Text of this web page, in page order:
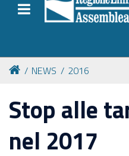
Toggle navigation
Attività
Formazione
Eventi
Tutte le notizie
NEWS 2016
Stop alle
nel 2017